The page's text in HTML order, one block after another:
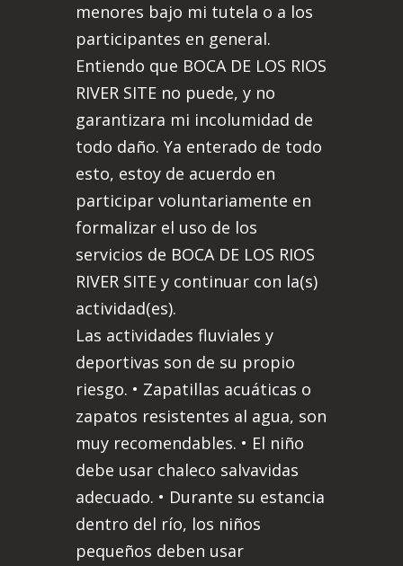
menores bajo mi tutela o a los
participantes en general.
Entiendo que BOCA DE LOS RIOS
RIVER SITE no puede, y no
garantizara mi incolumidad de
todo daño. Ya enterado de todo
esto, estoy de acuerdo en
participar voluntariamente en
formalizar el uso de los
servicios de BOCA DE LOS RIOS
RIVER SITE y continuar con la(s)
actividad(es).
Las actividades fluviales y
deportivas son de su propio
riesgo. • Zapatillas acuáticas o
zapatos resistentes al agua, son
muy recomendables. • El niño
debe usar chaleco salvavidas
adecuado. • Durante su estancia
dentro del río, los niños
pequeños deben usar